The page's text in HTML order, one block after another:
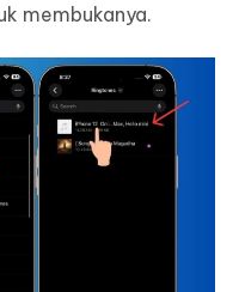
membukanya.